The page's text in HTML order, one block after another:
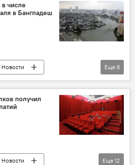
числе
в Бангладеш
Новости
Культура
диплом
Еще 8
получил
Новости
Еще 12